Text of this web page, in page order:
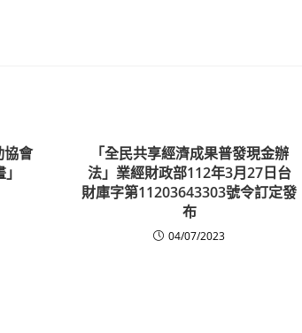
協會
「全民共享經濟成果普發現金辦
法」業經財政部112年3月27日台
財庫字第11203643303號令訂定發
布
04/07/2023